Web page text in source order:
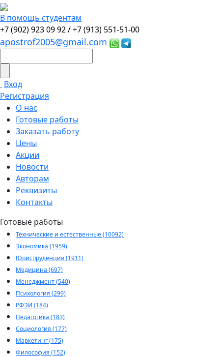
В помощь студентам
+7 (902) 923 09 92 /+7 (913) 551-51-00
apostrof2005@gmail.com
Вход
Регистрация
О нас
Готовые работы
Заказать работу
Цены
Акции
Новости
Авторам
Реквизиты
Контакты
Готовые работы
Технические и естественные (10092)
Экономика (1959)
Юриспруденция (1911)
Медицина (697)
Менеджмент (540)
Психология (299)
РФЭИ (184)
Педагогика (183)
Социология (177)
Маркетинг (175)
Философия (152)